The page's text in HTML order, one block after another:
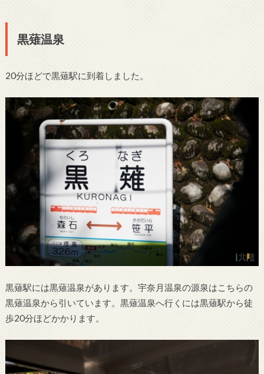
黒薙温泉
20分ほどで黒薙駅に到着しました。
黒薙駅には黒薙温泉があります。宇奈月温泉の源泉はこちらの
黒薙温泉から引いています。黒薙温泉へ行くには黒薙駅から徒
歩20分ほどかかります。